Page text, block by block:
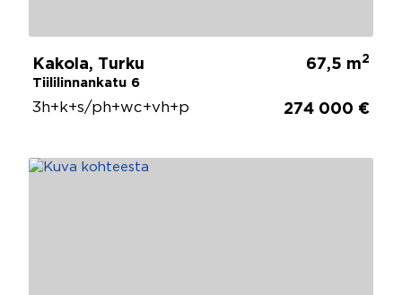
Kakola, Turku
Tiililinnankatu 6
67,5 m2
3h+k+s/ph+wc+vh+p 274 000 €